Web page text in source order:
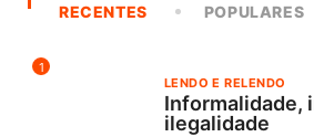
RECENTES POPULARES
1
LENDO E RELENDO
Informalidade,
ilegalidade